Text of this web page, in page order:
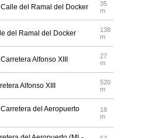
del Ramal del Docker
35
m
del Ramal del Docker
138
m
Alfonso XIII
27
m
Alfonso XIII
520
m
del Aeropuerto
18
m